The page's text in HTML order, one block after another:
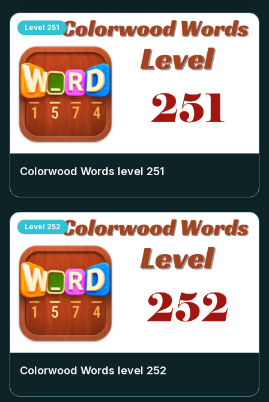
Level 251
Colorwood Words level 251
Level 252
Colorwood Words level 252